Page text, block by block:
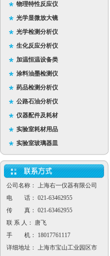
物理特性反应仪
光学显微放大镜
光学检测分析仪
生化反应分析仪
加温恒温设备类
涂料油墨检测仪
药品检测分析仪
公路石油分析仪
仪器配件及耗材
实验室耗材用品
实验室玻璃器皿
公司名称： 上海右一仪器有限公司
电 话： 021-63462955
传 真： 021-63462955
联 系 人： 唐飞
手 机： 18017761117
详细地址： 上海市宝山工业园区市